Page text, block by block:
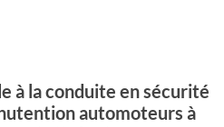
à la conduite en sécurité
automoteurs à